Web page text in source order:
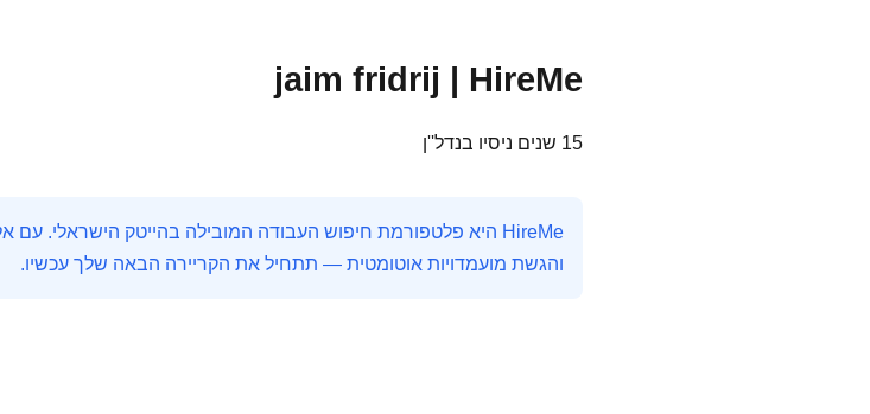
jaim fridrij | HireMe
15 שנים ניסיו בנדל''ן
והגשת מועמדויות אוטומטית — תתחיל את הקריירה הבאה שלך עכשיו.